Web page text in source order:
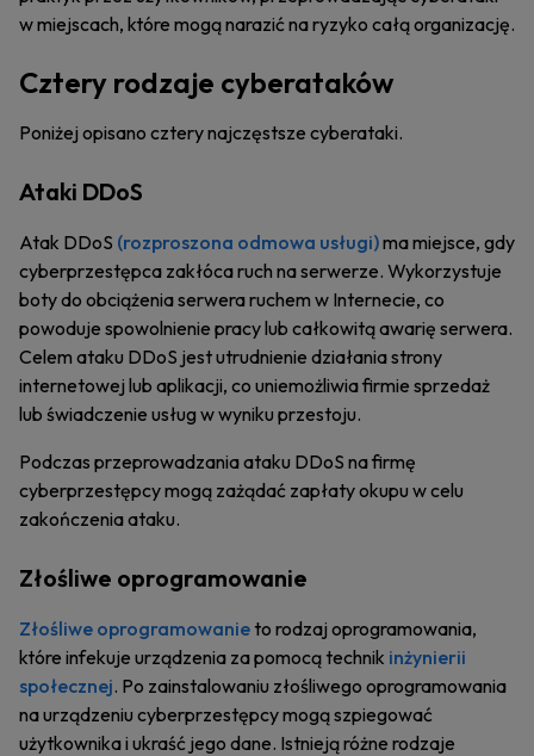
w miejscach, które mogą narazić na ryzyko całą organizację.
Cztery rodzaje cyberataków
Poniżej opisano cztery najczęstsze cyberataki.
Ataki DDoS
Atak DDoS (rozproszona odmowa usługi)ma miejsce, gdy
cyberprzestępca zakłóca ruch na serwerze. Wykorzystuje
boty do obciążenia serwera ruchem w Internecie, co
powoduje spowolnienie pracy lub całkowitą awarię serwera.
Celem ataku DDoS jest utrudnienie działania strony
internetowej lub aplikacji, co uniemożliwia firmie sprzedaż
lub świadczenie usług w wyniku przestoju.
Podczas przeprowadzania ataku DDoS na firmę
cyberprzestępcy mogą zażądać zapłaty okupu w celu
zakończenia ataku.
Złośliwe oprogramowanie
Złośliwe oprogramowanieto rodzaj oprogramowania,
które infekuje urządzenia za pomocą technik inżynierii
społecznej. Po zainstalowaniu złośliwego oprogramowania
na urządzeniu cyberprzestępcy mogą szpiegować
użytkownika i ukraść jego dane. Istnieją różne rodzaje